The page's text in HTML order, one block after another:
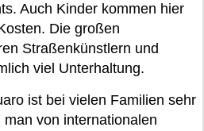
Auch Kinder kommen hier
Die großen
Straßenkünstlern und
viel Unterhaltung.
ist bei vielen Familien sehr
von internationalen